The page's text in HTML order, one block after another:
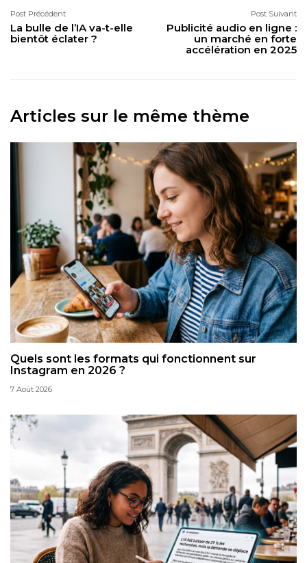
Post Précédent
La bulle de l’IA va-t-elle
bientôt éclater ?
Post Suivant
Publicité audio en ligne :
un marché en forte
accélération en 2025
Articles sur le même thème
Quels sont les formats qui fonctionnent sur
Instagram en 2026 ?
7 Août 2026